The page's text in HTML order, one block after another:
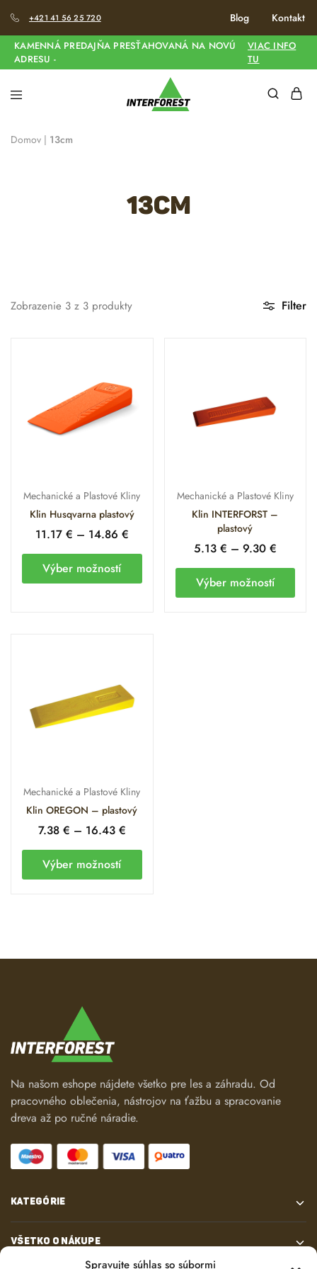
Spravujte súhlas so súbormi
+421 41 56 25 720 Blog Kontakt
KAMENNÁ PREDAJŇA PRESŤAHOVANÁ NA NOVÚ
ADRESU -
VIAC INFO
TU
Domov | 13cm
13cm
Filter
Zobrazenie 3 z 3 produkty
Mechanické a Plastové Kliny
Klin Husqvarna plastový
11.17 € – 14.86 €
Výber možností
Mechanické a Plastové Kliny
Klin INTERFORST –
plastový
5.13 € – 9.30 €
Výber možností
Mechanické a Plastové Kliny
Klin OREGON – plastový
7.38 € – 16.43 €
Výber možností
Na našom eshope nájdete všetko pre les a záhradu. Od
pracovného oblečenia, nástrojov na ťažbu a spracovanie
dreva až po ručné náradie.
KATEGÓRIE
VŠETKO O NÁKUPE